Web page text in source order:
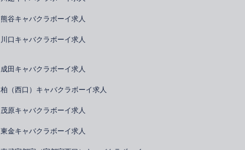
熊谷キャバクラボーイ求人
川口キャバクラボーイ求人
成田キャバクラボーイ求人
柏（西口）キャバクラボーイ求人
茂原キャバクラボーイ求人
東金キャバクラボーイ求人